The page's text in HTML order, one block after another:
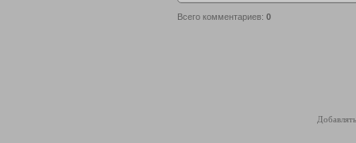
Всего комментариев: 0